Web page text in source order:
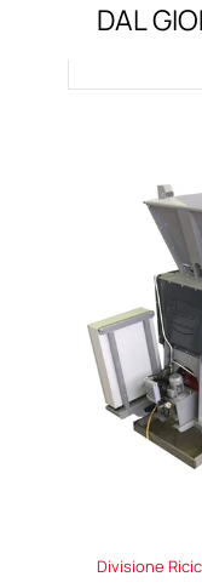
DAL
Divisione